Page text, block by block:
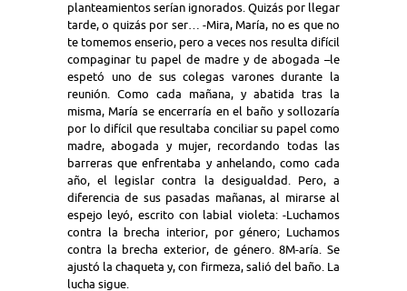
planteamientos serían ignorados. Quizás por llegar
tarde, o quizás por ser… -Mira, María, no es que no
te tomemos enserio, pero a veces nos resulta difícil
compaginar tu papel de madre y de abogada –le
espetó uno de sus colegas varones durante la
reunión. Como cada mañana, y abatida tras la
misma, María se encerraría en el baño y sollozaría
por lo difícil que resultaba conciliar su papel como
madre, abogada y mujer, recordando todas las
barreras que enfrentaba y anhelando, como cada
año, el legislar contra la desigualdad. Pero, a
diferencia de sus pasadas mañanas, al mirarse al
espejo leyó, escrito con labial violeta: -Luchamos
contra la brecha interior, por género; Luchamos
contra la brecha exterior, de género. 8M-aría. Se
ajustó la chaqueta y, con firmeza, salió del baño. La
lucha sigue.